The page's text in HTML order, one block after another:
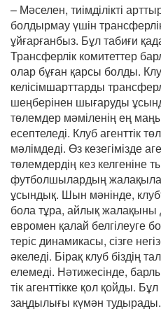
– Мәселен, тиімділікті
болдырмау үшін
ұйғарғанбыз. Бұл табиғи
Трансферлік комитеттер
олар бұған қарсы болды.
келісімшарттарды
шеңберінен шығаруды
төлемдер мәміленің ең
есептеледі. Клуб агенттік
мәлімдеді. Өз кезегімізде
төлемдердің кез келгеніне
футболшылардың
ұсындық. Шын мәнінде,
бола тұра, айлық
евромен қалай белгілеуге
теріс динамикасы, сізге
әкеледі. Бірақ клуб біздің
елемеді. Нәтижесінде,
тік агенттікке қол қойды.
заңдылығы күмән тудырады.